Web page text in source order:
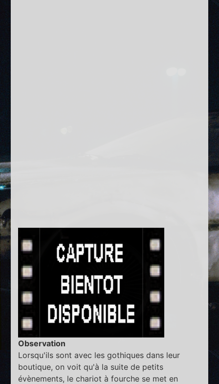
Observation
Lorsqu'ils sont avec les gothiques dans leur
boutique, on voit qu'à la suite de petits
évènements, le chariot à fourche se met en